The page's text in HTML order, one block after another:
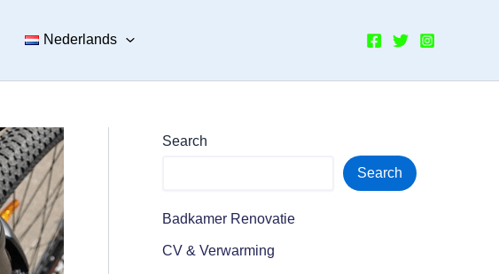
Nederlands
Search
Search
Badkamer Renovatie
CV & Verwarming